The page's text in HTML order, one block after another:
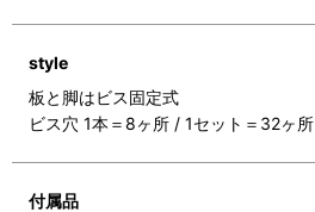
style
板と脚はビス固定式
ビス穴 1本＝8ヶ所 / 1セット＝32ヶ所
付属品